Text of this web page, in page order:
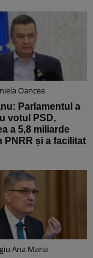
Oancea
Parlamentul a
votul PSD,
a 5,8 miliarde
PNRR și a facilitat
⁠Ana Maria